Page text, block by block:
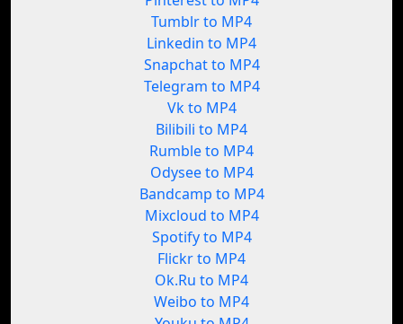
Tumblr to MP4
Linkedin to MP4
Snapchat to MP4
Telegram to MP4
Vk to MP4
Bilibili to MP4
Rumble to MP4
Odysee to MP4
Bandcamp to MP4
Mixcloud to MP4
Spotify to MP4
Flickr to MP4
Ok.Ru to MP4
Weibo to MP4